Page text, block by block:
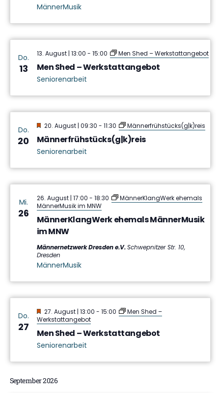
MännerMusik
Do.
13 Men Shed – Werkstattangebot
13. August | 13:00 - 15:00 Men Shed – Werkstattangebot
Seniorenarbeit
Do.
20 Männerfrühstücks(g|k)reis
Hervorgehoben
20. August | 09:30 - 11:30 Männerfrühstücks(g|k)reis
Seniorenarbeit
Mi.
26
MännerKlangWerk ehemals MännerMusik
im MNW
26. August | 17:00 - 18:30
MännerKlangWerk ehemals
MännerMusik im MNW
Männernetzwerk Dresden e.V.Schwepnitzer Str. 10,
Dresden
MännerMusik
Do.
27
Men Shed – Werkstattangebot
Hervorgehoben
27. August | 13:00 - 15:00
Men Shed –
Werkstattangebot
Seniorenarbeit
September 2026